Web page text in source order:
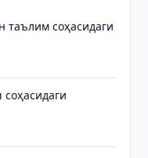
таълим соҳасидаги